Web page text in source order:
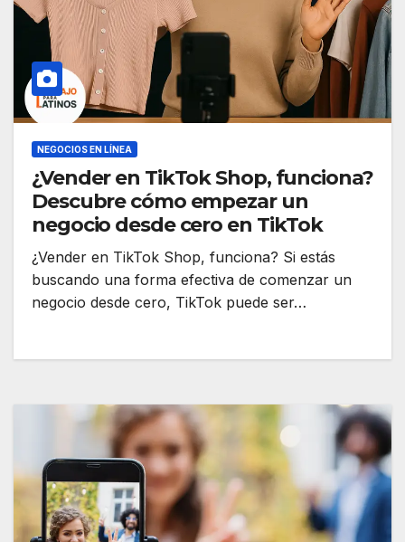
NEGOCIOS EN LÍNEA
¿Vender en TikTok Shop, funciona?
Descubre cómo empezar un
negocio desde cero en TikTok
¿Vender en TikTok Shop, funciona? Si estás
buscando una forma efectiva de comenzar un
negocio desde cero, TikTok puede ser…